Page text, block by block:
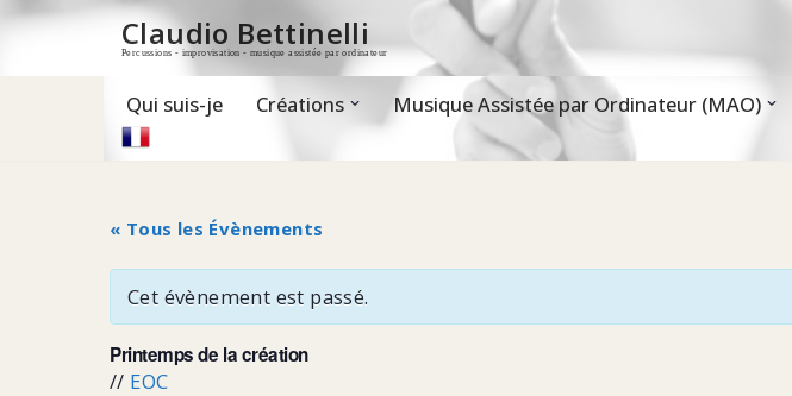
Claudio Bettinelli
Percussions - improvisation - musique assistée par ordinateur
Qui suis-je Créations Musique Assistée par Ordinateur (MAO)
« Tous les Évènements
Cet évènement est passé.
Printemps de la création
// EOC